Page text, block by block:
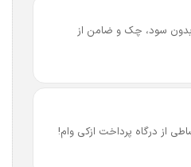
بدون سود، چک و ضامن از
از درگاه پرداخت ازکی وام!